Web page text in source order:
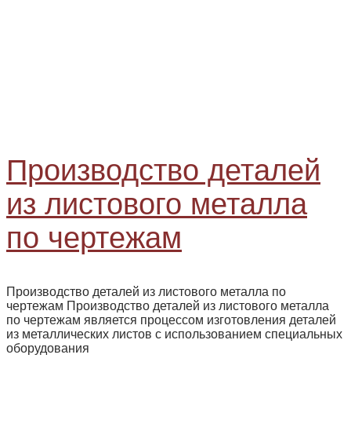
Производство деталей
из листового металла
по чертежам
Производство деталей из листового металла по
чертежам Производство деталей из листового металла
по чертежам является процессом изготовления деталей
из металлических листов с использованием специальных
оборудования